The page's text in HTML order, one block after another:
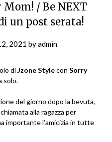
/ Be NEXT
un post serata!
2021 byadmin
diJzone Stylecon Sorry
solo.
del giorno dopo la bevuta,
alla ragazza per
importante l’amicizia in tutte